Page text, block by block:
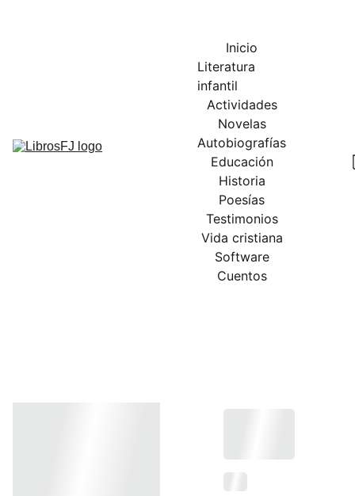
Inicio
Literatura
infantil
Actividades
Novelas
Autobiografías
Educación
Historia
Poesías
Testimonios
Vida cristiana
Software
Cuentos